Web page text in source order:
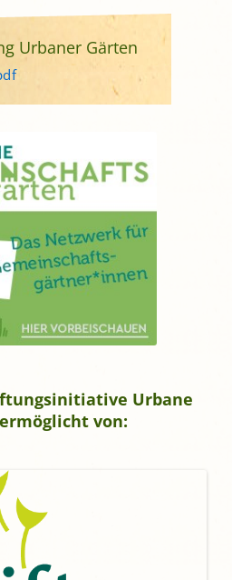
Urbaner Gärten
Urbane
von: